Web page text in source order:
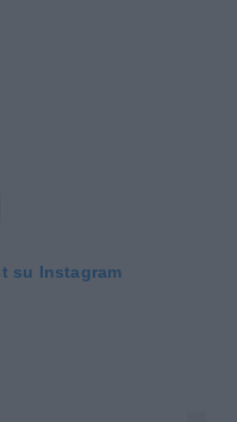
su Instagram